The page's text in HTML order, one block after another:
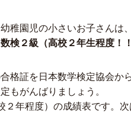
稚園児の小さいお子さんは
数検２級（高校２年生程度！
格証を日本数学検定協会か
もがんばりましょう。
２年程度）の成績表です。